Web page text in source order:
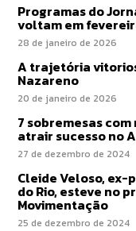
Programas do
voltam em
28 de janeiro de 2026
A trajetória
Nazareno
20 de janeiro de 2026
7 sobremesas
atrair sucesso no
27 de dezembro de 2024
Cleide Veloso, ex-
do Rio, esteve no
Movimentação
25 de dezembro de 2024